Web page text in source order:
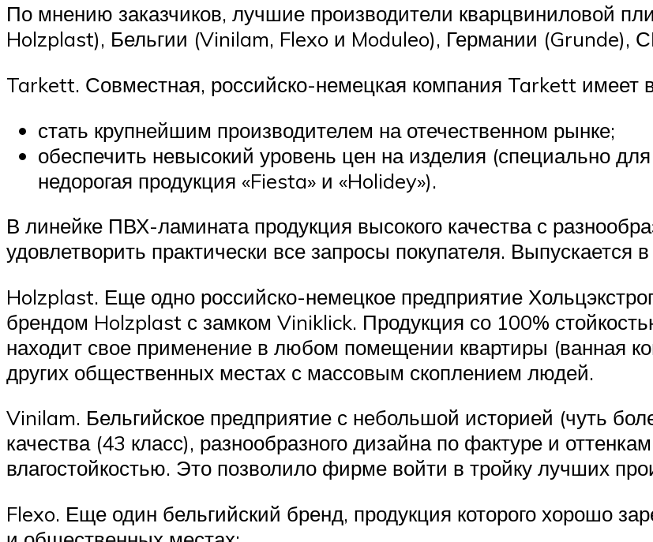
По мнению заказчиков, лучшие производители кварцвиниловой
Holzplast), Бельгии (Vinilam, Flexo и Moduleo), Германии (Grunde),
Tarkett. Совместная, российско-немецкая компания Tarkett имеет
стать крупнейшим производителем на отечественном рынке;
обеспечить невысокий уровень цен на изделия (специально
недорогая продукция «Fiesta» и «Holidey»).
В линейке ПВХ-ламината продукция высокого качества с
удовлетворить практически все запросы покупателя. Выпускается
Holzplast. Еще одно российско-немецкое предприятие
брендом Holzplast с замком Viniklick. Продукция со 100%
находит свое применение в любом помещении квартиры (ванная
других общественных местах с массовым скоплением людей.
Vinilam. Бельгийское предприятие с небольшой историей (чуть
качества (43 класс), разнообразного дизайна по фактуре и
влагостойкостью. Это позволило фирме войти в тройку лучших
Flexo. Еще один бельгийский бренд, продукция которого хорошо